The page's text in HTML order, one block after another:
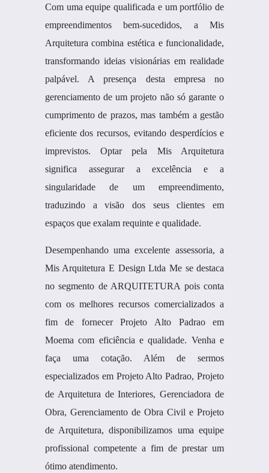
Com uma equipe qualificada e um portfólio de
empreendimentos bem-sucedidos, a Mis
Arquitetura combina estética e funcionalidade,
transformando ideias visionárias em realidade
palpável. A presença desta empresa no
gerenciamento de um projeto não só garante o
cumprimento de prazos, mas também a gestão
eficiente dos recursos, evitando desperdícios e
imprevistos. Optar pela Mis Arquitetura
significa assegurar a excelência e a
singularidade de um empreendimento,
traduzindo a visão dos seus clientes em
espaços que exalam requinte e qualidade.
Desempenhando uma excelente assessoria, a
Mis Arquitetura E Design Ltda Me se destaca
no segmento de ARQUITETURA pois conta
com os melhores recursos comercializados a
fim de fornecer Projeto Alto Padrao em
Moema com eficiência e qualidade. Venha e
faça uma cotação. Além de sermos
especializados em Projeto Alto Padrao, Projeto
de Arquitetura de Interiores, Gerenciadora de
Obra, Gerenciamento de Obra Civil e Projeto
de Arquitetura, disponibilizamos uma equipe
profissional competente a fim de prestar um
ótimo atendimento.